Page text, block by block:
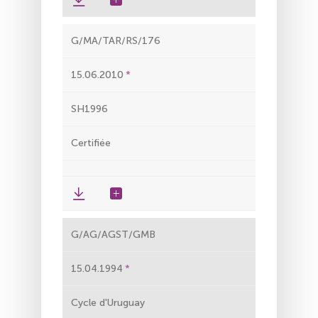
G/MA/TAR/RS/176
15.06.2010
SH1996
Certifiée
G/AG/AGST/GMB
15.04.1994
Cycle d'Uruguay